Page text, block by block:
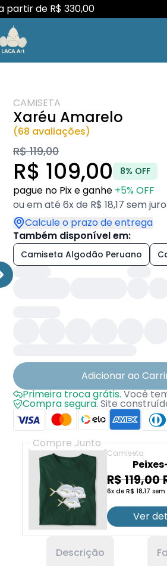
partir de R$ 330,00
Camiseta Algodão Peruano
Mais Vendidas
CAMISETA
Xaréu Amarelo
(68 avaliações)
R$ 119,00
R$ 109,00 8% OFF
pague no Pix e ganhe +5% OFF
ou em até 6x de R$ 18,17 sem
Calcule o prazo de entrega
Também disponível em:
Camiseta Algodão Peruano
Adicionar ao
Primeira troca grátis.Você
Compra segura.Site
Compre Junto
Camiseta
R$ 119,00
6x de R$ 18,17
Ver
Descrição